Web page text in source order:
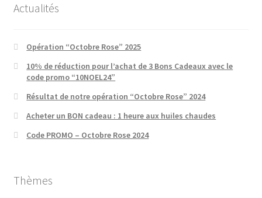
Actualités
Opération “Octobre Rose” 2025
10% de réduction pour l’achat de 3 Bons Cadeaux avec le
code promo “10NOEL24”
Résultat de notre opération “Octobre Rose” 2024
Acheter un BON cadeau : 1 heure aux huiles chaudes
Code PROMO – Octobre Rose 2024
Thèmes